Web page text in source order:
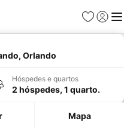
Favoritos
Iniciar
Orlando
Hóspedes e quartos
2 hóspedes, 1 quarto.
Mapa